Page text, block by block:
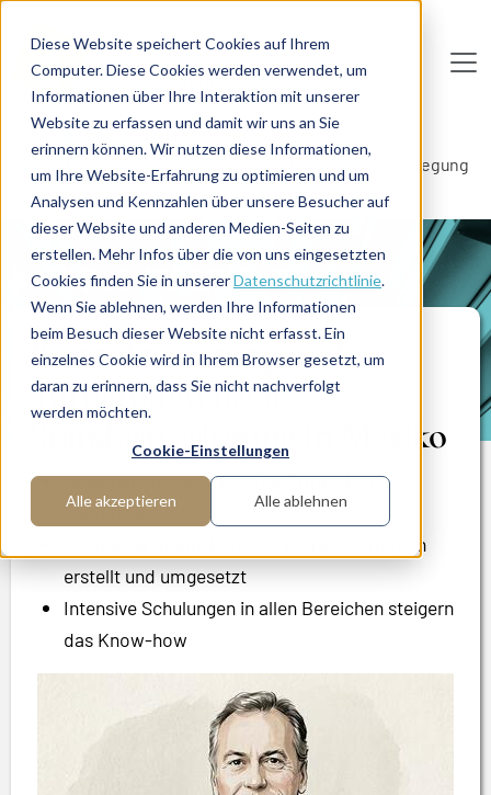
Diese Website speichert Cookies auf Ihrem
Computer. Diese Cookies werden verwendet, um
Informationen über Ihre Interaktion mit unserer
Website zu erfassen und damit wir uns an Sie
erinnern können. Wir nutzen diese Informationen,
um Ihre Website-Erfahrung zu optimieren und um
Analysen und Kennzahlen über unsere Besucher auf
dieser Website und anderen Medien-Seiten zu
erstellen. Mehr Infos über die von uns eingesetzten
Cookies finden Sie in unsererDatenschutzrichtlinie.
Wenn Sie ablehnen, werden Ihre Informationen
beim Besuch dieser Website nicht erfasst. Ein
einzelnes Cookie wird in Ihrem Browser gesetzt, um
daran zu erinnern, dass Sie nicht nachverfolgt
werden möchten.
Cookie-Einstellungen
Alle akzeptieren Alle ablehnen
Deutsc he InterimAG
Home
Prozessmanagement
Restrukturierung und Turnaround nach Standortverlegung
in Mexiko
PROJEKTBERICHT
Restrukturierung und
Turnaround nach
Standortverlegung in Mexiko
Ursachen für die schlechte Ertragslage
identifiziert
Restrukturierungskonzept in Arbeitsgruppen
erstellt und umgesetzt
Intensive Schulungen in allen Bereichen steigern
das Know-how